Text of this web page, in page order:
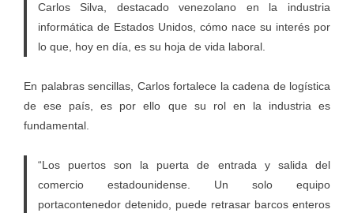
Carlos Silva, destacado venezolano en la industria
informática de Estados Unidos, cómo nace su interés por
lo que, hoy en día, es su hoja de vida laboral.
En palabras sencillas, Carlos fortalece la cadena de logística
de ese país, es por ello que su rol en la industria es
fundamental.
“Los puertos son la puerta de entrada y salida del
comercio estadounidense. Un solo equipo
portacontenedor detenido, puede retrasar barcos enteros